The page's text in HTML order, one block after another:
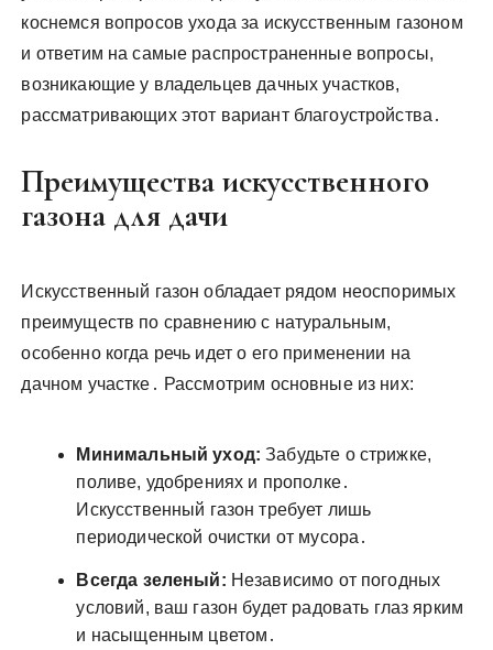
коснемся вопросов ухода за искусственным газоном
и ответим на самые распространенные вопросы,
возникающие у владельцев дачных участков,
рассматривающих этот вариант благоустройства․
Преимущества искусственного
газона для дачи
Искусственный газон обладает рядом неоспоримых
преимуществ по сравнению с натуральным,
особенно когда речь идет о его применении на
дачном участке․ Рассмотрим основные из них:
Минимальный уход: Забудьте о стрижке,
поливе, удобрениях и прополке․
Искусственный газон требует лишь
периодической очистки от мусора․
Всегда зеленый: Независимо от погодных
условий, ваш газон будет радовать глаз ярким
и насыщенным цветом․